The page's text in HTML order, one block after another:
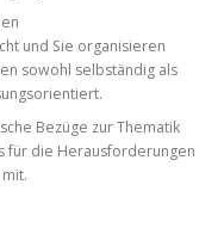
und Sie organisieren
sowohl selbständig als
Bezüge zur Thematik
für die Herausforderungen